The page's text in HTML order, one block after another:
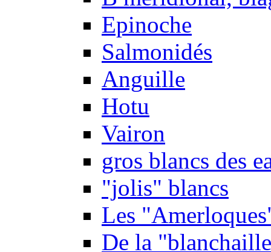
Epinoche
Salmonidés
Anguille
Hotu
Vairon
gros blancs des
"jolis" blancs
Les
De la